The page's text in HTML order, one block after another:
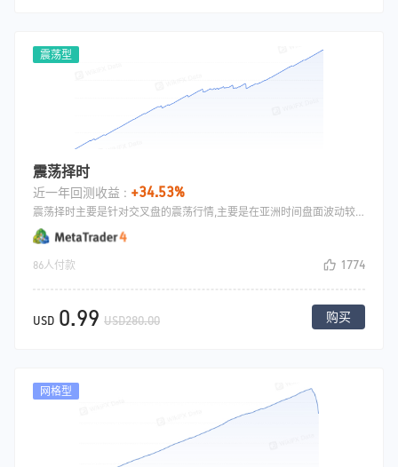
震荡型
震荡择时
近一年回测收益 : +34.53%
震荡择时主要是针对交叉盘的震荡行情,主要是在亚洲时间盘面波动较小的时候去做交叉盘，这段时间一般是行情波动不大，这种情况下容易做震荡行情有比较好的收获.主要用到了双轨指标Envelopes,上轨做空，下轨做多.
86人付款 1774
USD 0.99 USD280.00 购买
网格型